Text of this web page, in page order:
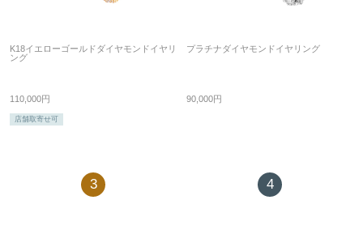
K18イエローゴールドダイヤモンドイヤリ
ング
110,000円
店舗取寄せ可
プラチナダイヤモンドイヤリング
90,000円
3 4